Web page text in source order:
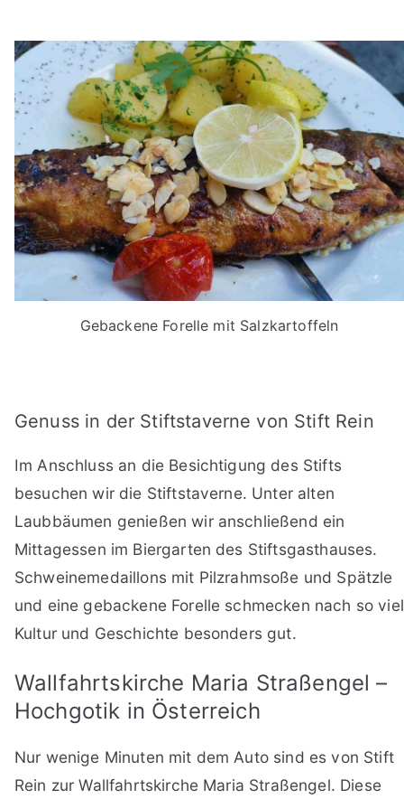
Gebackene Forelle mit Salzkartoffeln
Genuss in der Stiftstaverne von Stift Rein
Im Anschluss an die Besichtigung des Stifts
besuchen wir die Stiftstaverne. Unter alten
Laubbäumen genießen wir anschließend ein
Mittagessen im Biergarten des Stiftsgasthauses.
Schweinemedaillons mit Pilzrahmsoße und Spätzle
und eine gebackene Forelle schmecken nach so viel
Kultur und Geschichte besonders gut.
Wallfahrtskirche Maria Straßengel –
Hochgotik in Österreich
Nur wenige Minuten mit dem Auto sind es von Stift
Rein zur Wallfahrtskirche Maria Straßengel. Diese